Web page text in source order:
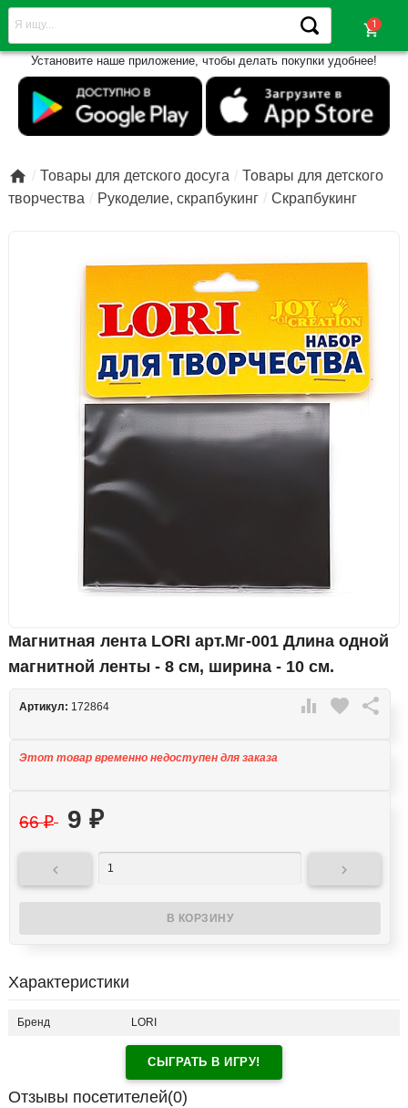
shopping_cart
Установите наше приложение, чтобы делать покупки удобнее!
 Товары для детского досуга
Товары для детского
творчества
Рукоделие, скрапбукинг Скрапбукинг
Магнитная лента LORI арт.Мг-001 Длина одной
магнитной ленты - 8 см, ширина - 10 см.
 favorite 
Артикул: 172864
Этот товар временно недоступен для заказа
66₽ 9 ₽
 
Характеристики
Бренд LORI
СЫГРАТЬ В ИГРУ!
Отзывы посетителей(0)